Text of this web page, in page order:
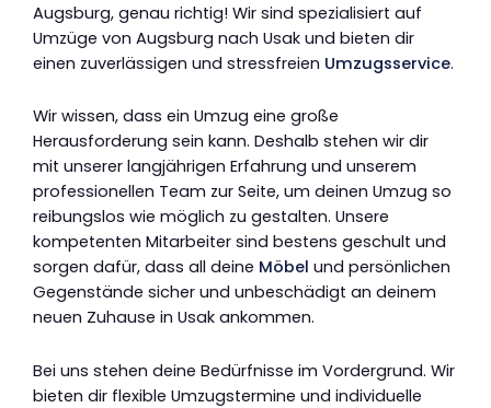
Augsburg, genau richtig! Wir sind spezialisiert auf
Umzüge von Augsburg nach Usak und bieten dir
einen zuverlässigen und stressfreien Umzugsservice.
Wir wissen, dass ein Umzug eine große
Herausforderung sein kann. Deshalb stehen wir dir
mit unserer langjährigen Erfahrung und unserem
professionellen Team zur Seite, um deinen Umzug so
reibungslos wie möglich zu gestalten. Unsere
kompetenten Mitarbeiter sind bestens geschult und
sorgen dafür, dass all deine Möbel und persönlichen
Gegenstände sicher und unbeschädigt an deinem
neuen Zuhause in Usak ankommen.
Bei uns stehen deine Bedürfnisse im Vordergrund. Wir
bieten dir flexible Umzugstermine und individuelle